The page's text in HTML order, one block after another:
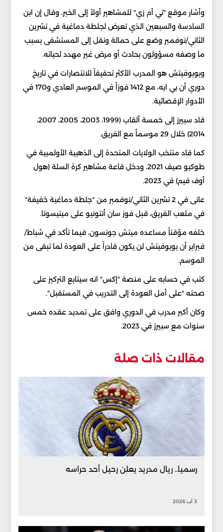
وأشار موقع "تي أم زي" للمشاهير أولاً إلى الخبر، وقال إن ابن
السادسة والسبعين الذي تعرض لجلطة دماغية في تشرين
الثاني/نوفمبر وضع على حمالة ونقل إلى المستشفى بسبب
ما وصفه مسؤولون بحادث أو مرض غير مهدد لحياته.
وبوبوفيتش هو المدرب الأكثر تحقيقاً للانتصارات في تاريخ
دوري أن بي ايه، مع 1412 فوزاً في الموسم العادي و170 في
الأدوار الإقصائية.
قاد سبيرز إلى خمسة ألقاب (1999، 2003، 2005، 2007،
2014) خلال 29 موسماً مع الفريق.
كما قاد منتخب الولايات المتحدة إلى الذهبية الأولمبية في
طوكيو صيف 2021، ودخل قاعة مشاهير كرة السلة (هول
أوف فيم) في 2023.
عانى في 2 تشرين الثاني/نوفمبر من "جلطة دماغية خفيفة"
في ملعب الفريق، قبل فوز سان أنتونيو على مينيسوتا.
خلفه مؤقتاً مساعده ميتش جونسون، فيما تأكد في شباط/
فبراير أن بوبوفيتش لن يكون قادراً على العودة لما تبقى من
الموسم.
كتب في حسابه على منصة "إكس" انه سيتابع التركيز على
صحته "على أمل العودة إلى التدريب في المستقبل".
وكان أكبر مدرب في الدوري وافق على تمديد عقده خمس
سنوات مع سبيرز في 2023.
مقالات ذات صلة
رسميا.. ريال مدريد يعلن رحيل أحد حراسه
3 آب 2026